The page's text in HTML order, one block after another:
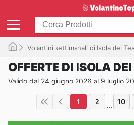
Volantini settimanali di Isola dei
OFFERTE DI ISOLA
Valido dal 24 giugno 2026 al 9 luglio
1 2 ... 10